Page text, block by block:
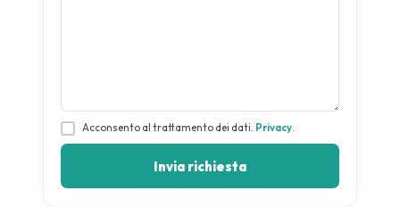
Acconsento al trattamento dei dati. Privacy.